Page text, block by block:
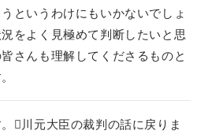
というわけにもいかないでしょ
をよく見極めて判断したいと思
さんも理解してくださるものと
川元大臣の裁判の話に戻りま